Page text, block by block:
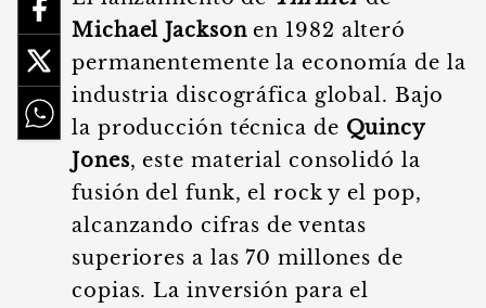
Michael Jacksonen 1982 alteró
permanentemente la economía de la
industria discográfica global. Bajo
la producción técnica de Quincy
Jones, este material consolidó la
fusión del funk, el rock y el pop,
alcanzando cifras de ventas
superiores a las 70 millones de
copias. La inversión para el